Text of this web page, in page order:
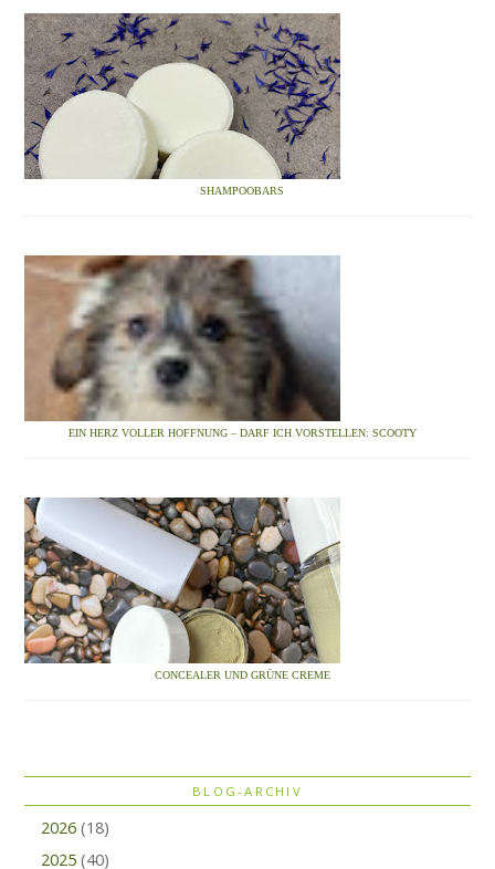
SHAMPOOBARS
EIN HERZ VOLLER HOFFNUNG – DARF ICH VORSTELLEN: SCOOTY
CONCEALER UND GRÜNE CREME
BLOG-ARCHIV
2026 (18)
2025 (40)